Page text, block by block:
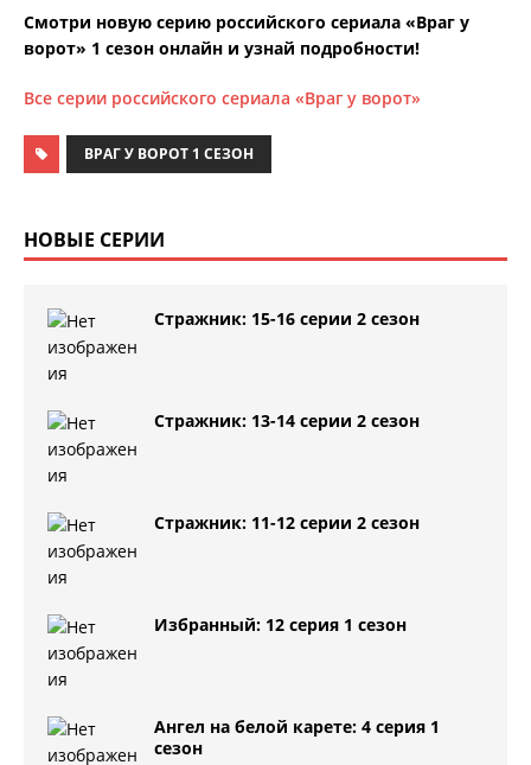
Смотри новую серию российского сериала «Враг у
ворот» 1 сезон онлайн и узнай подробности!
Все серии российского сериала «Враг у ворот»
ВРАГ У ВОРОТ 1 СЕЗОН
НОВЫЕ СЕРИИ
Стражник: 15-16 серии 2 сезон
Стражник: 13-14 серии 2 сезон
Стражник: 11-12 серии 2 сезон
Избранный: 12 серия 1 сезон
Ангел на белой карете: 4 серия 1
сезон